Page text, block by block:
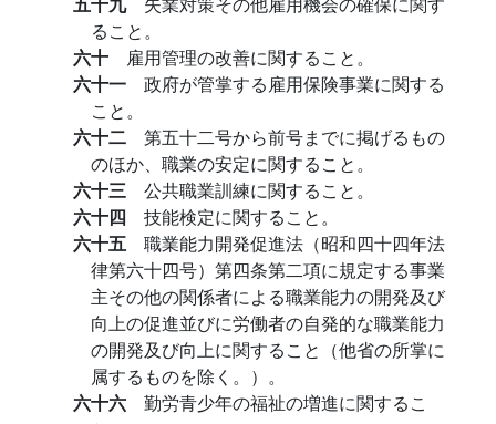
ること。
六十 雇用管理の改善に関すること。
六十一 政府が管掌する雇用保険事業に関する
こと。
六十二 第五十二号から前号までに掲げるもの
のほか、職業の安定に関すること。
六十三 公共職業訓練に関すること。
六十四 技能検定に関すること。
六十五 職業能力開発促進法（昭和四十四年法
律第六十四号）第四条第二項に規定する事業
主その他の関係者による職業能力の開発及び
向上の促進並びに労働者の自発的な職業能力
の開発及び向上に関すること（他省の所掌に
属するものを除く。）。
六十六 勤労青少年の福祉の増進に関するこ